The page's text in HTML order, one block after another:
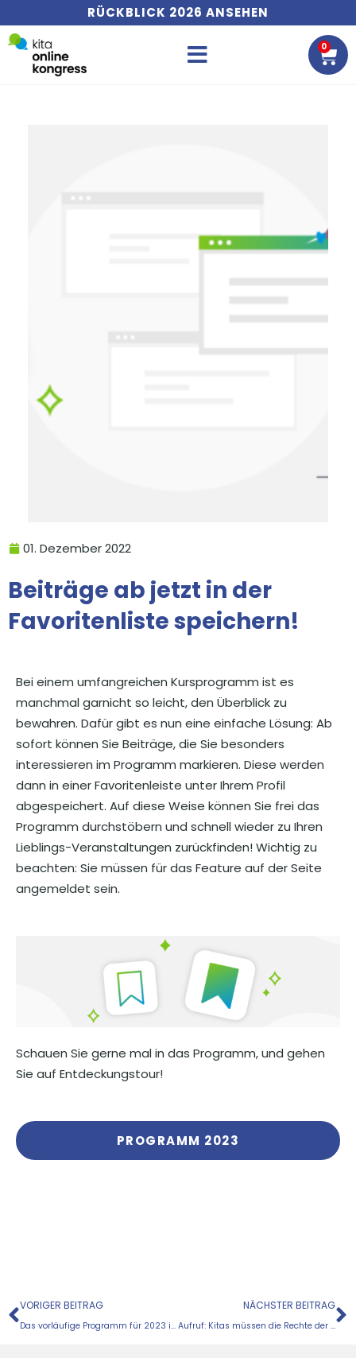
RÜCKBLICK 2026 ANSEHEN
0
01. Dezember 2022
Beiträge ab jetzt in der
Favoritenliste speichern!
Bei einem umfangreichen Kursprogramm ist es
manchmal garnicht so leicht, den Überblick zu
bewahren. Dafür gibt es nun eine einfache Lösung: Ab
sofort können Sie Beiträge, die Sie besonders
interessieren im Programm markieren. Diese werden
dann in einer Favoritenleiste unter Ihrem Profil
abgespeichert. Auf diese Weise können Sie frei das
Programm durchstöbern und schnell wieder zu Ihren
Lieblings-Veranstaltungen zurückfinden! Wichtig zu
beachten: Sie müssen für das Feature auf der Seite
angemeldet sein.
Schauen Sie gerne mal in das Programm, und gehen
Sie auf Entdeckungstour!
PROGRAMM 2023
Zurück
VORIGER BEITRAG
Das vorläufige Programm für 2023 ist da!
NÄCHSTER BEITRAG
Aufruf: Kitas müssen die Rechte der Kinder schützen!